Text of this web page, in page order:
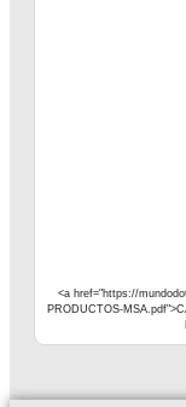
<a href="https://
PRODUCTOS-